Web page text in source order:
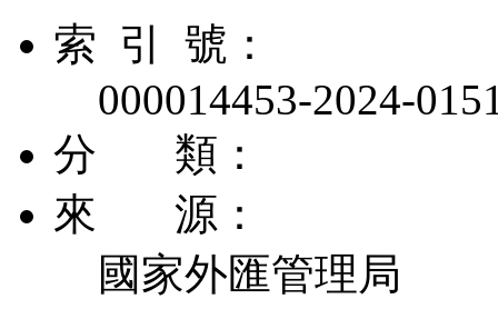
索 引 號：
000014453-2024-
分 類：
來 源：
國家外匯管理局